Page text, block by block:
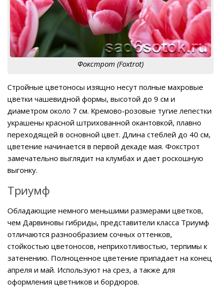
Фокстрот (Foxtrot)
Стройные цветоносы изящно несут полные махровые
цветки чашевидной формы, высотой до 9 см и
диаметром около 7 см. Кремово-розовые тугие лепестки
украшены красной штрихованной окантовкой, плавно
переходящей в основной цвет. Длина стеблей до 40 см,
цветение начинается в первой декаде мая. Фокстрот
замечательно выглядит на клумбах и дает роскошную
выгонку.
Триумф
Обладающие немного меньшими размерами цветков,
чем Дарвиновы гибриды, представители класса Триумф
отличаются разнообразием сочных оттенков,
стойкостью цветоносов, неприхотливостью, терпимы к
затенению. Полноценное цветение припадает на конец
апреля и май. Используют на срез, а также для
оформления цветников и бордюров.